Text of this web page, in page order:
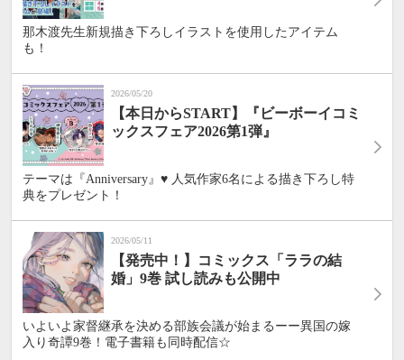
那木渡先生新規描き下ろしイラストを使用したアイテム
も！
2026/05/20
【本日からSTART】『ビーボーイコミ
ックスフェア2026第1弾』
テーマは『Anniversary』♥ 人気作家6名による描き下ろし特
典をプレゼント！
2026/05/11
【発売中！】コミックス「ララの結
婚」9巻 試し読みも公開中
いよいよ家督継承を決める部族会議が始まるーー異国の嫁
入り奇譚9巻！電子書籍も同時配信☆